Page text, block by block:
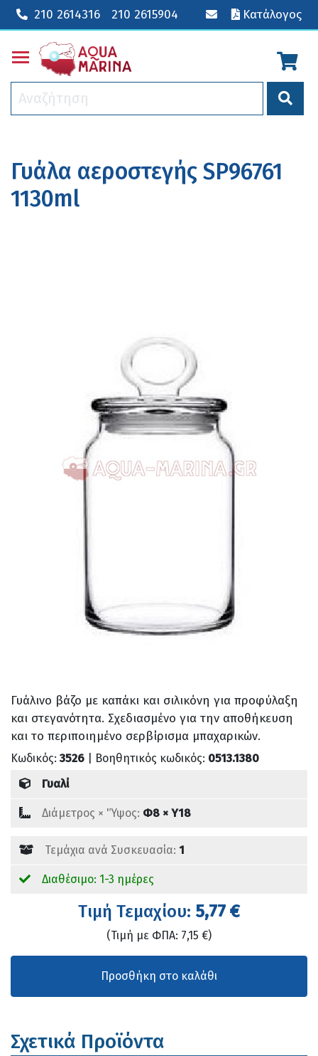
210 2614316 210 2615904 Κατάλογος
Toggle main menu visibility
Γυάλα αεροστεγής SP96761
1130ml
Γυάλινο βάζο με καπάκι και σιλικόνη για προφύλαξη
και στεγανότητα. Σχεδιασμένο για την αποθήκευση
και το περιποιημένο σερβίρισμα μπαχαρικών.
Κωδικός:3526 | Βοηθητικός κωδικός: 0513.1380
Γυαλί
Διάμετρος × 'Ύψος: Φ8 × Υ18
Τεμάχια ανά Συσκευασία: 1
Διαθέσιμο: 1-3 ημέρες
Tιμή Τεμαχίου: 5,77 €
(Τιμή με ΦΠΑ: 7,15 €)
Σχετικά Προϊόντα